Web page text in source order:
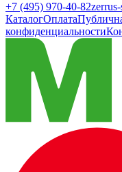
+7 (495) 970-40-82
КаталогОплата
конфиденциальности